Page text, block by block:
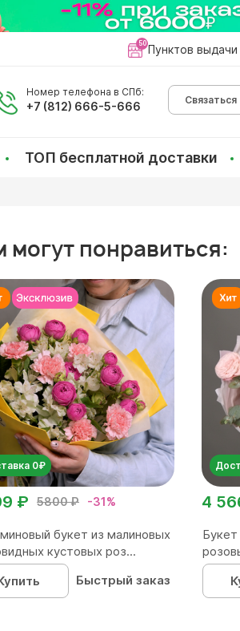
Пунктов выдачи
Номер телефона в СПб:
+7 (812) 666-5-666
Связаться
ТОП бесплатной доставки
могут понравиться:
0₽
5800 ₽ -31%
₽
букет из малиновых
кустовых роз...
Быстрый заказ
4
Букет